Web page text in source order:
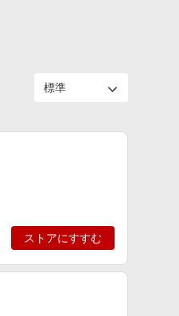
ストアにすすむ